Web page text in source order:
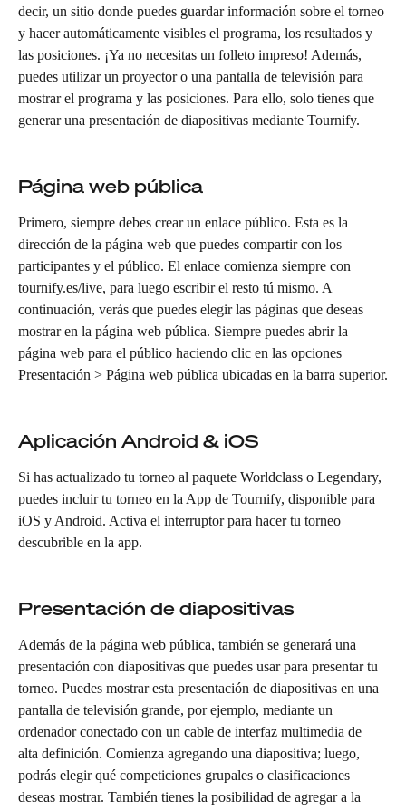
decir, un sitio donde puedes guardar información sobre el torneo
y hacer automáticamente visibles el programa, los resultados y
las posiciones. ¡Ya no necesitas un folleto impreso! Además,
puedes utilizar un proyector o una pantalla de televisión para
mostrar el programa y las posiciones. Para ello, solo tienes que
generar una presentación de diapositivas mediante Tournify.
Página web pública
Primero, siempre debes crear un enlace público. Esta es la
dirección de la página web que puedes compartir con los
participantes y el público. El enlace comienza siempre con
tournify.es/live, para luego escribir el resto tú mismo. A
continuación, verás que puedes elegir las páginas que deseas
mostrar en la página web pública. Siempre puedes abrir la
página web para el público haciendo clic en las opciones
Presentación > Página web pública ubicadas en la barra superior.
Aplicación Android & iOS
Si has actualizado tu torneo al paquete Worldclass o Legendary,
puedes incluir tu torneo en la App de Tournify, disponible para
iOS y Android. Activa el interruptor para hacer tu torneo
descubrible en la app.
Presentación de diapositivas
Además de la página web pública, también se generará una
presentación con diapositivas que puedes usar para presentar tu
torneo. Puedes mostrar esta presentación de diapositivas en una
pantalla de televisión grande, por ejemplo, mediante un
ordenador conectado con un cable de interfaz multimedia de
alta definición. Comienza agregando una diapositiva; luego,
podrás elegir qué competiciones grupales o clasificaciones
deseas mostrar. También tienes la posibilidad de agregar a la